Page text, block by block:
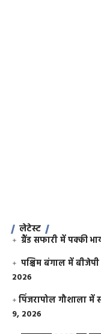
लेटेस्ट
ग्रैंड सफारी में पक्की
पश्चिम बंगाल में
2026
​पिंजरापोल गौशाला में
9, 2026